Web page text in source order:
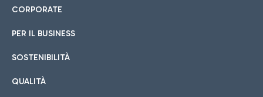
CORPORATE
PER IL BUSINESS
SOSTENIBILITÀ
QUALITÀ